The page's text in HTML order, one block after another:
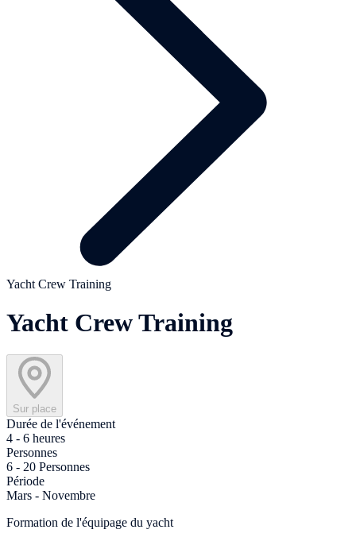
Yacht Crew Training
Yacht Crew Training
Sur place
Durée de l'événement
4 - 6 heures
Personnes
6 - 20 Personnes
Période
Mars - Novembre
Formation de l'équipage du yacht